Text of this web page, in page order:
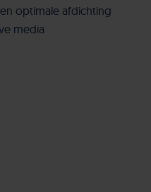
optimale afdichting
media